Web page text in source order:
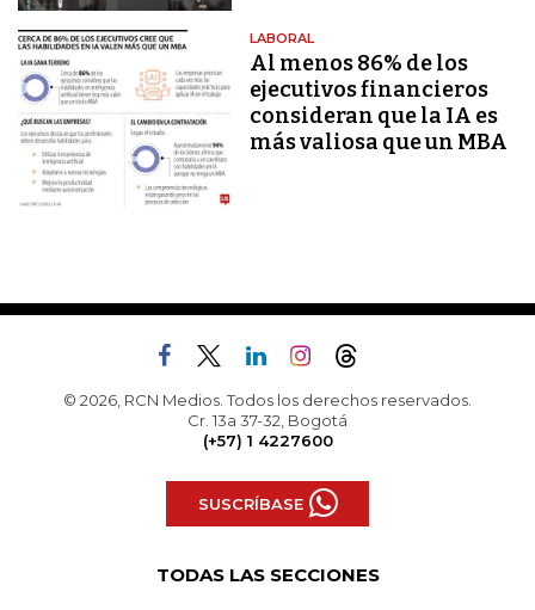
LABORAL
Al menos 86% de los
ejecutivos financieros
consideran que la IA es
más valiosa que un MBA
© 2026, RCN Medios. Todos los derechos reservados.
Cr. 13a 37-32, Bogotá
(+57) 1 4227600
SUSCRÍBASE
TODAS LAS SECCIONES